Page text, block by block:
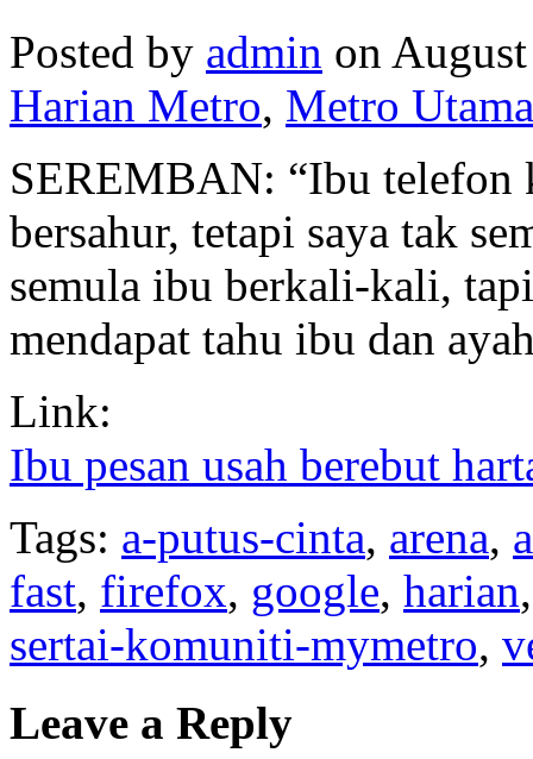
Posted by admin on
Harian Metro, Metro Utama
SEREMBAN: “Ibu telefon
bersahur, tetapi saya tak
semula ibu berkali-kali,
mendapat tahu ibu dan
Link:
Ibu pesan usah berebut
Tags: a-putus-cinta, arena,
fast, firefox, google, harian
sertai-komuniti-mymetro,
Leave a Reply